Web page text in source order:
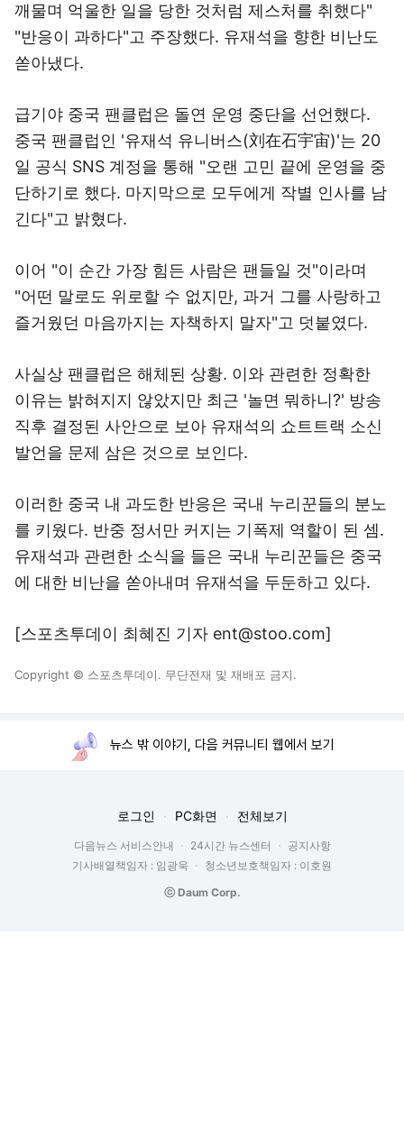
깨물며 억울한 일을 당한 것처럼 제스처를 취했다"
"반응이 과하다"고 주장했다. 유재석을 향한 비난도
쏟아냈다.
급기야 중국 팬클럽은 돌연 운영 중단을 선언했다.
중국 팬클럽인 '유재석 유니버스(刘在石宇宙)'는 20
일 공식 SNS 계정을 통해 "오랜 고민 끝에 운영을 중
단하기로 했다. 마지막으로 모두에게 작별 인사를 남
긴다"고 밝혔다.
이어 "이 순간 가장 힘든 사람은 팬들일 것"이라며
"어떤 말로도 위로할 수 없지만, 과거 그를 사랑하고
즐거웠던 마음까지는 자책하지 말자"고 덧붙였다.
사실상 팬클럽은 해체된 상황. 이와 관련한 정확한
이유는 밝혀지지 않았지만 최근 '놀면 뭐하니?' 방송
직후 결정된 사안으로 보아 유재석의 쇼트트랙 소신
발언을 문제 삼은 것으로 보인다.
이러한 중국 내 과도한 반응은 국내 누리꾼들의 분노
를 키웠다. 반중 정서만 커지는 기폭제 역할이 된 셈.
유재석과 관련한 소식을 들은 국내 누리꾼들은 중국
에 대한 비난을 쏟아내며 유재석을 두둔하고 있다.
[스포츠투데이 최혜진 기자 ent@stoo.com]
Copyright © 스포츠투데이. 무단전재 및 재배포 금지.
뉴스 밖 이야기, 다음 커뮤니티 웹에서 보기
로그인 PC화면 전체보기
다음뉴스 서비스안내 24시간 뉴스센터
공지사항
기사배열책임자 : 임광욱
청소년보호책임자 : 이호원
ⓒ Daum Corp.